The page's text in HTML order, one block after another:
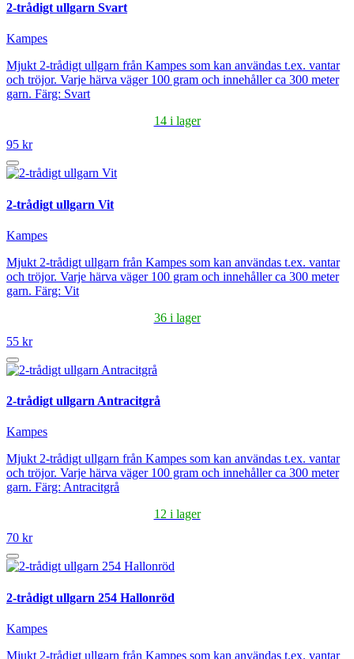
2-trådigt ullgarn Svart
Kampes
Mjukt 2-trådigt ullgarn från Kampes som kan användas t.ex. vantar
och tröjor. Varje härva väger 100 gram och innehåller ca 300 meter
garn. Färg: Svart
14 i lager
95 kr
2-trådigt ullgarn Vit
Kampes
Mjukt 2-trådigt ullgarn från Kampes som kan användas t.ex. vantar
och tröjor. Varje härva väger 100 gram och innehåller ca 300 meter
garn. Färg: Vit
36 i lager
55 kr
2-trådigt ullgarn Antracitgrå
Kampes
Mjukt 2-trådigt ullgarn från Kampes som kan användas t.ex. vantar
och tröjor. Varje härva väger 100 gram och innehåller ca 300 meter
garn. Färg: Antracitgrå
12 i lager
70 kr
2-trådigt ullgarn 254 Hallonröd
Kampes
Mjukt 2-trådigt ullgarn från Kampes som kan användas t.ex. vantar